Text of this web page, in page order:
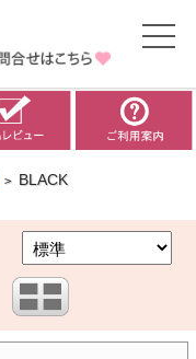
> BLACK